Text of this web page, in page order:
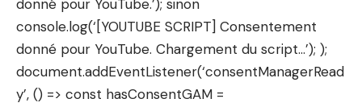
donné pour YouTube.’); sinon
console.log(‘[YOUTUBE SCRIPT] Consentement
donné pour YouTube. Chargement du script…’); );
document.addEventListener(‘consentManagerRead
y’, () => const hasConsentGAM =